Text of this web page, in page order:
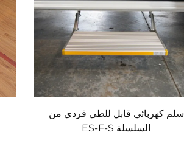
سلم كهربائي قابل للطي فردي من
السلسلة ES-F-S